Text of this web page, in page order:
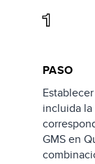
1
PASO
incluida
GMS en